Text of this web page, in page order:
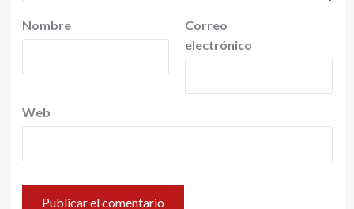
Nombre
Correo
electrónico
Web